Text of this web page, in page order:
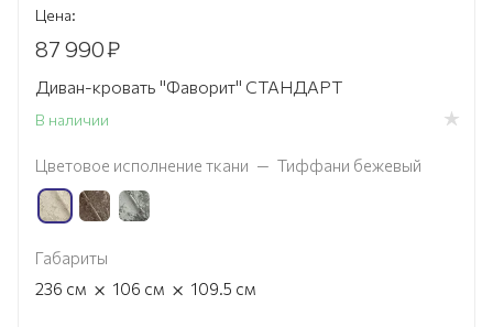
Цена:
87 990₽
Диван-кровать "Фаворит" СТАНДАРТ
В наличии
Цветовое исполнение ткани — Тиффани бежевый
Габариты
236 см × 106 см × 109.5 см